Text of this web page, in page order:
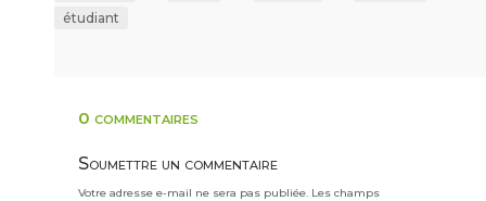
étudiant
0 commentaires
Soumettre un commentaire
Votre adresse e-mail ne sera pas publiée. Les champs